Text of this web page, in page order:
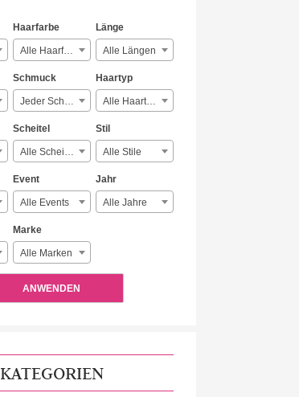
Haarfarbe
Alle Haarfarben
Länge
Alle Längen
Schmuck
Jeder Schmuck
Haartyp
Alle Haartypen
Scheitel
Alle Scheitelarten
Stil
Alle Stile
Event
Alle Events
Jahr
Alle Jahre
Marke
Alle Marken
ANWENDEN
KATEGORIEN